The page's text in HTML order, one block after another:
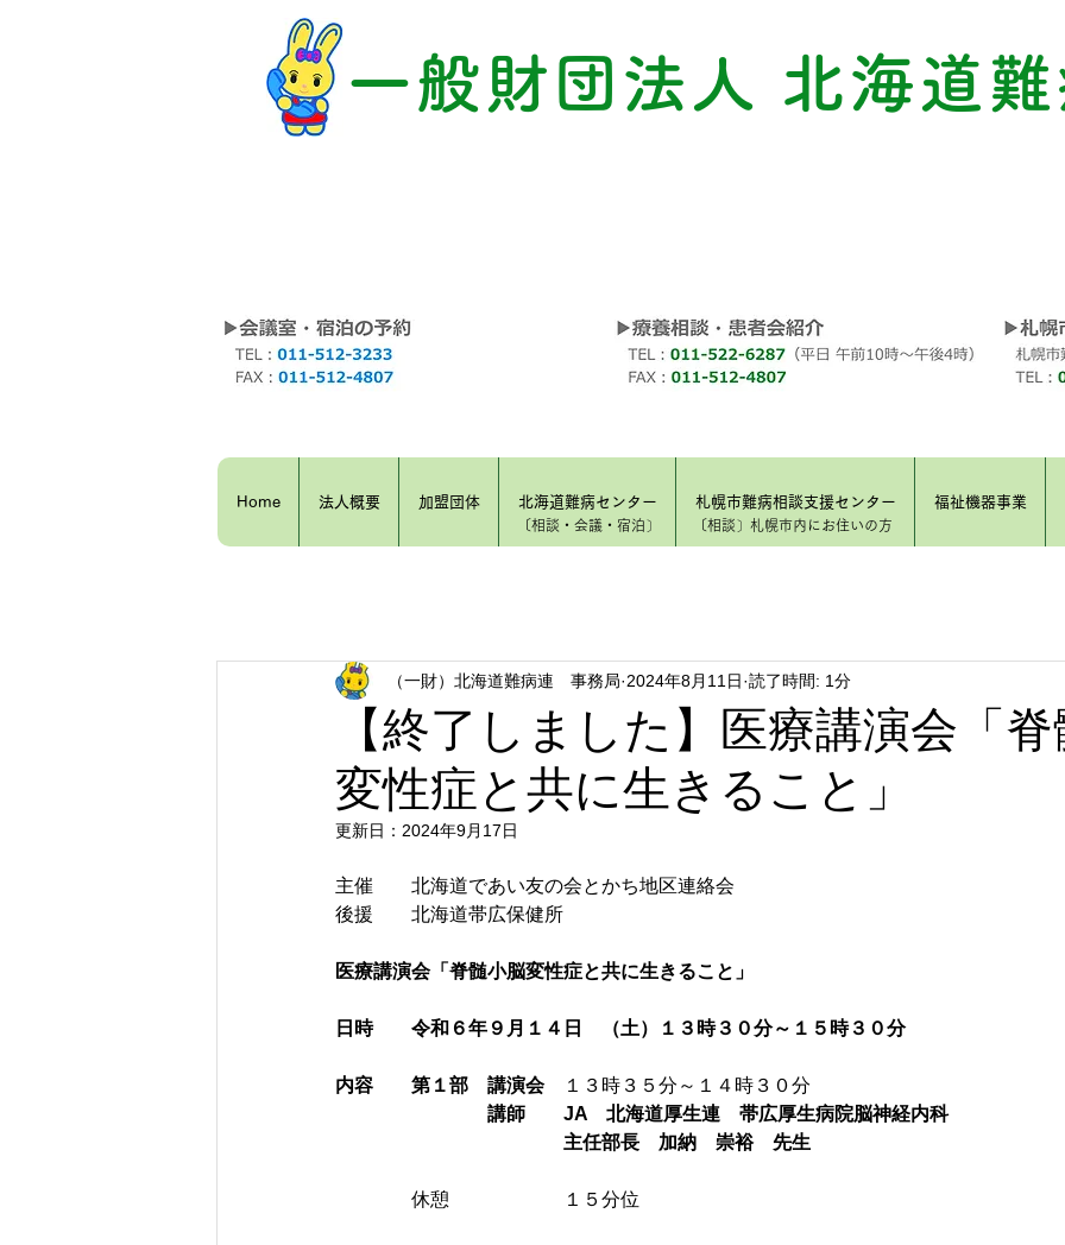
一般財団法人 北海道
Home 法人概要 加盟団体 北海道難病センター 札幌市難病相談支援センター 福祉機器事業
〔​相談・会議・宿泊〕 〔相談〕​札幌市内にお住いの方
【終了しました】医療講演会「
変性症と共に生きること」
（一財）北海道難病連 事務局 2024年8月11日 読了時間: 1分
更新日： 2024年9月17日
主催　　北海道であい友の会とかち地区連絡会
後援　　北海道帯広保健所
医療講演会「脊髄小脳変性症と共に生きること」
日時 令和６年９月１４日　（土）１３時３０分～１５時３０分
内容 第１部　講演会 １３時３５分～１４時３０分
講師　　JA　北海道厚生連　帯広厚生病院脳神経内科
主任部長　加納　崇裕　先生
休憩　　　　　　１５分位